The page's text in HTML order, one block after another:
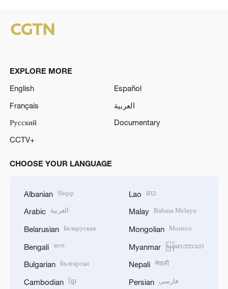
EXPLORE MORE
English
Español
Français
العربية
Русский
Documentary
CCTV+
CHOOSE YOUR LANGUAGE
Albanian Shqip
Arabic العربية
Belarusian Беларуская
Bengali বাংলা
Bulgarian Български
Cambodian ខ្មែរ
Lao ລາວ
Malay Bahasa Melayu
Mongolian Монгол
Myanmar မြန်မာဘာသာ
Nepali नेपाली
Persian فارسی